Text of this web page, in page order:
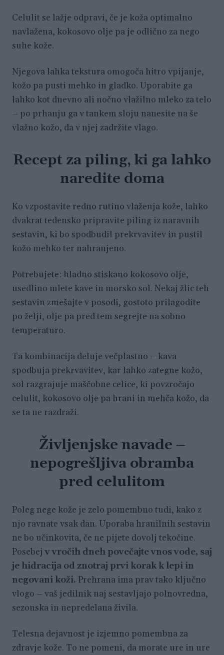
Celulit se lažje odpravi, če je koža optimalno
navlažena, kokosovo olje pa je odlično za nego
suhe kože.
Njegova lahka tekstura omogoča hitro vpijanje,
kožo pa pusti mehko in gladko. Uporabite ga
lahko kot dnevno ali nočno vlažilno mleko za telo
– po prhanju ga v tankem sloju nanesite na še
vlažno kožo, da v njej zadržite vlago.
Recept za piling, ki ga lahko
naredite doma
Ko vzpostavite redno rutino vlaženja kože, lahko
dvakrat tedensko pripravite piling iz naravnih
sestavin, ki bo spodbudil prekrvavitev in pustil
kožo mehko ter nahranjeno.
Potrebujete: hladno stiskano kokosovo olje,
usedlino mlete kave in morsko sol. Nekaj žlic teh
sestavin zmešajte v posodi, gostoto prilagodite
po želji, olje pa pred tem segrejte na sobno
temperaturo.
Ta kombinacija deluje večplastno – kava
spodbuja prekrvavitev, kar lahko zategne kožo,
sol razgrajuje maščobne celice, ki povzročajo
celulit, kokosovo olje pa hrani in mehča kožo, da
se ta ne razdraži.
Življenjske navade –
nepogrešljiva obramba
pred celulitom
Poleg nege kože je zelo pomembno tudi, kako z
njo ravnate vsak dan. Uporaba hranilnih sestavin
ne bo učinkovita, če ne pijete dovolj tekočine.
Posebejv vročih dneh povečajte vnos vode, saj
je hidracija od znotraj prvi korak k lepi in
negovani koži. Prehrana ima prav tako ključno
vlogo – vaš jedilnik naj sestavljajo polnovredna,
sezonska in nepredelana živila.
Telesna dejavnost je izjemno pomembna za
zdravje kože. To ne pomeni, da morate ure in ure